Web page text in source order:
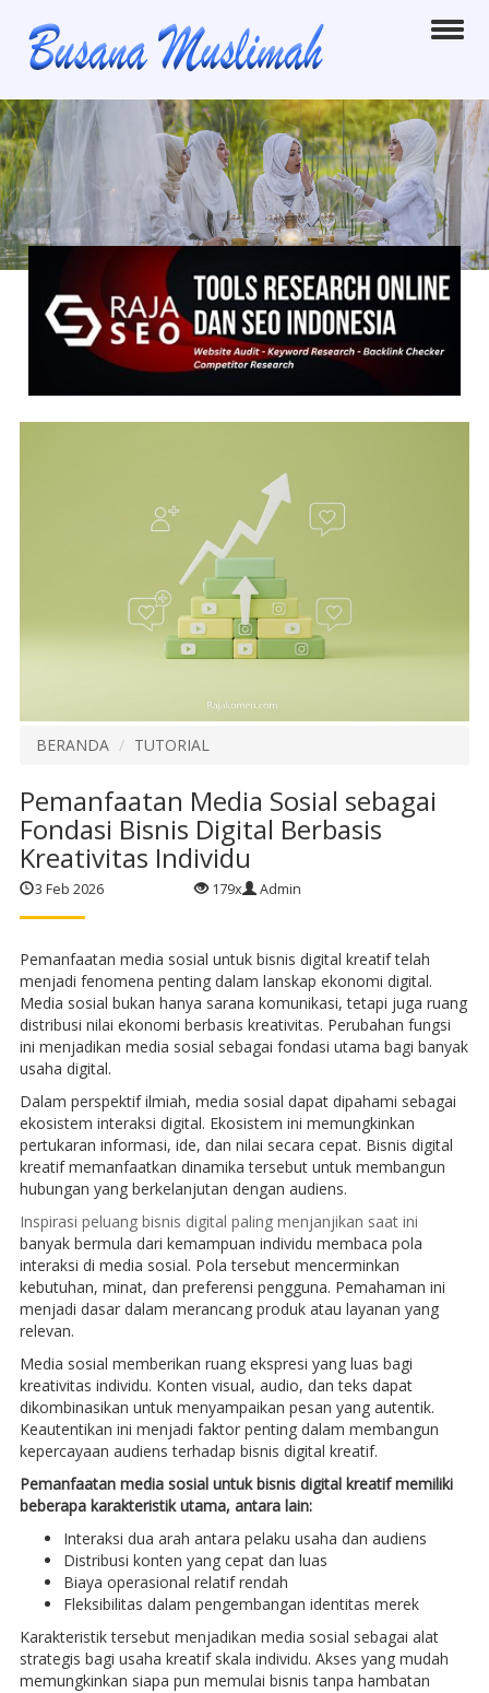
BERANDA TUTORIAL
Pemanfaatan Media Sosial sebagai
Fondasi Bisnis Digital Berbasis
Kreativitas Individu
3 Feb 2026 179x Admin
Pemanfaatan media sosial untuk bisnis digital kreatif telah
menjadi fenomena penting dalam lanskap ekonomi digital.
Media sosial bukan hanya sarana komunikasi, tetapi juga ruang
distribusi nilai ekonomi berbasis kreativitas. Perubahan fungsi
ini menjadikan media sosial sebagai fondasi utama bagi banyak
usaha digital.
Dalam perspektif ilmiah, media sosial dapat dipahami sebagai
ekosistem interaksi digital. Ekosistem ini memungkinkan
pertukaran informasi, ide, dan nilai secara cepat. Bisnis digital
kreatif memanfaatkan dinamika tersebut untuk membangun
hubungan yang berkelanjutan dengan audiens.
Inspirasi peluang bisnis digital paling menjanjikan saat ini
banyak bermula dari kemampuan individu membaca pola
interaksi di media sosial. Pola tersebut mencerminkan
kebutuhan, minat, dan preferensi pengguna. Pemahaman ini
menjadi dasar dalam merancang produk atau layanan yang
relevan.
Media sosial memberikan ruang ekspresi yang luas bagi
kreativitas individu. Konten visual, audio, dan teks dapat
dikombinasikan untuk menyampaikan pesan yang autentik.
Keautentikan ini menjadi faktor penting dalam membangun
kepercayaan audiens terhadap bisnis digital kreatif.
Pemanfaatan media sosial untuk bisnis digital kreatif memiliki
beberapa karakteristik utama, antara lain:
Interaksi dua arah antara pelaku usaha dan audiens
Distribusi konten yang cepat dan luas
Biaya operasional relatif rendah
Fleksibilitas dalam pengembangan identitas merek
Karakteristik tersebut menjadikan media sosial sebagai alat
strategis bagi usaha kreatif skala individu. Akses yang mudah
memungkinkan siapa pun memulai bisnis tanpa hambatan